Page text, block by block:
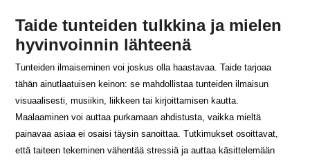
Taide tunteiden tulkkina ja mielen
hyvinvoinnin lähteenä
Tunteiden ilmaiseminen voi joskus olla haastavaa. Taide tarjoaa
tähän ainutlaatuisen keinon: se mahdollistaa tunteiden ilmaisun
visuaalisesti, musiikin, liikkeen tai kirjoittamisen kautta.
Maalaaminen voi auttaa purkamaan ahdistusta, vaikka mieltä
painavaa asiaa ei osaisi täysin sanoittaa. Tutkimukset osoittavat,
että taiteen tekeminen vähentää stressiä ja auttaa käsittelemään